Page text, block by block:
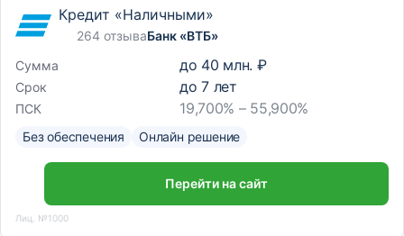
Кредит «Наличными»
264 отзываБанк «ВТБ»
Сумма
до 40 млн. ₽
Срок до7лет
ПСК 19,700% – 55,900%
Без обеспечения Онлайн решение
Перейти на сайт
Лиц. №1000